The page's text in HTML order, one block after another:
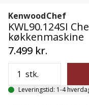
KWL90.124SI
KenwoodChef
KWL90.124SI
køkkenmaskine
7.499 kr.
stk.
Leveringstid: 1-4